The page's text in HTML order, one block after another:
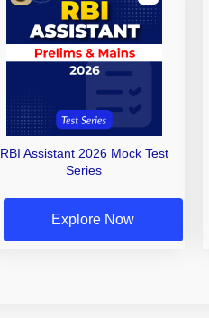
RBI Assistant 2026 Mock Test
Series
Explore Now